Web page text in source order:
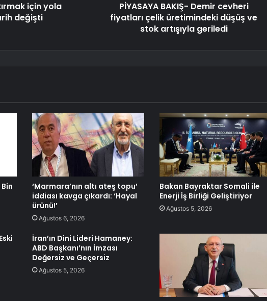
için yola
değişti
PİYASAYA BAKIŞ- Demir cevheri
fiyatları çelik üretimindeki düşüş ve
stok artışıyla geriledi
‘Marmara’nın altı ateş topu’
iddiası kavga çıkardı: ‘Hayal
ürünü!’
Ağustos 6, 2026
Bakan Bayraktar Somali ile
Enerji İş Birliği Geliştiriyor
Ağustos 5, 2026
İran’ın Dini Lideri Hamaney:
ABD Başkanı’nın İmzası
Değersiz ve Geçersiz
Ağustos 5, 2026